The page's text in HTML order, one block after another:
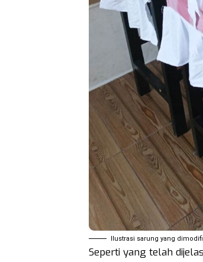
Ilustrasi sarung yang
Seperti yang telah